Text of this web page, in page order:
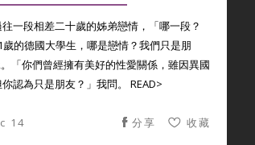
一段相差二十歲的姊弟戀情，「哪一段？
的德國大學生，哪是戀情？我們只是朋
「你們曾經擁有美好的性愛關係，雖因異國
認為只是朋友？」我問。 READ>
14 收藏
分享